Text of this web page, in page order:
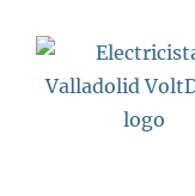
Electricistas
Valladolid
VoltDuero